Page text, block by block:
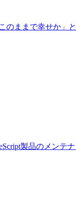
のままで幸せか」
製品のメンテ